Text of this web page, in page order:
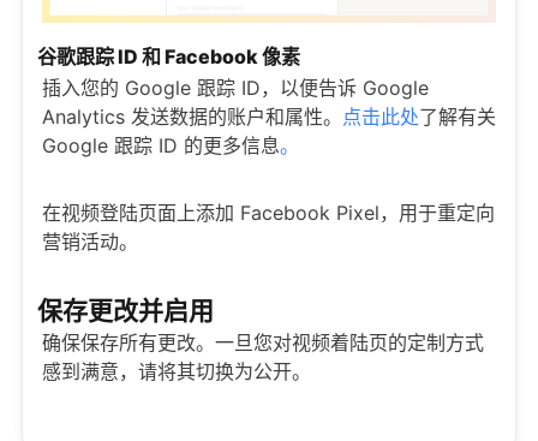
谷歌跟踪 ID 和 Facebook 像素
插入您的 Google 跟踪 ID，以便告诉 Google
Analytics 发送数据的账户和属性。 点击此处了解有关
Google 跟踪 ID 的更多信息。
在视频登陆页面上添加 Facebook Pixel，用于重定向
营销活动。
保存更改并启用
确保保存所有更改。一旦您对视频着陆页的定制方式
感到满意，请将其切换为公开。